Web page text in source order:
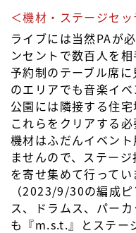
＜機材・ステージセッ
ライブには当然PAが
ンセントで数百人を
予約制のテーブル席
のエリアでも音楽イ
公園には隣接する住宅
これらをクリアする必
機材はふだんイベン
ませんので、ステー
を寄せ集めて行って
（2023/9/30の編成
ス、ドラムス、パー
も『m.s.t.』とステー